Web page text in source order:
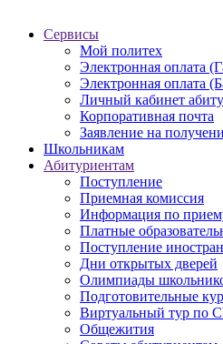
Сервисы
Мой политех
Электронная оплата
Электронная оплата
Личный кабинет
Корпоративная почта
Заявление на
Школьникам
Абитуриентам
Поступление
Приемная комиссия
Информация по
Платные
Поступление
Дни открытых дверей
Олимпиады
Подготовительные
Виртуальный тур по
Общежития